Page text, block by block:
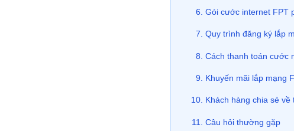
Gói cước internet FPT
Quy trình đăng ký lắp
Cách thanh toán cước
Khuyến mãi lắp mạng
Khách hàng chia sẻ
Câu hỏi thường gặp